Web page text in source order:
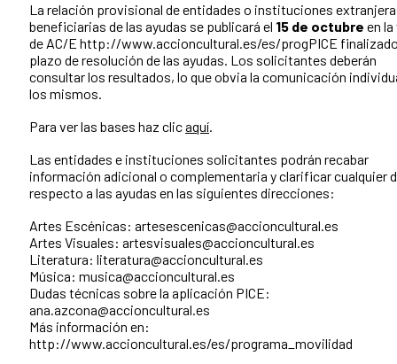
La relación provisional de entidades o instituciones
beneficiarias de las ayudas se publicará el 15 de octubre en
de AC/E http://www.accioncultural.es/es/progPICE
plazo de resolución de las ayudas. Los solicitantes deberán
consultar los resultados, lo que obvia la comunicación
los mismos.
Para ver las bases haz clicaquí.
Las entidades e instituciones solicitantes podrán recabar
información adicional o complementaria y clarificar cualquier
respecto a las ayudas en las siguientes direcciones:
Artes Escénicas: artesescenicas@accioncultural.es
Artes Visuales: artesvisuales@accioncultural.es
Literatura: literatura@accioncultural.es
Música: musica@accioncultural.es
Dudas técnicas sobre la aplicación PICE:
ana.azcona@accioncultural.es
Más información en:
http://www.accioncultural.es/es/programa_movilidad